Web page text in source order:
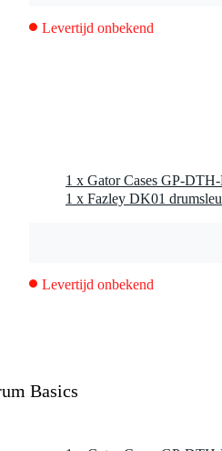
Levertijd onbekend
1 x Fazley DK01
Levertijd onbekend
Basics